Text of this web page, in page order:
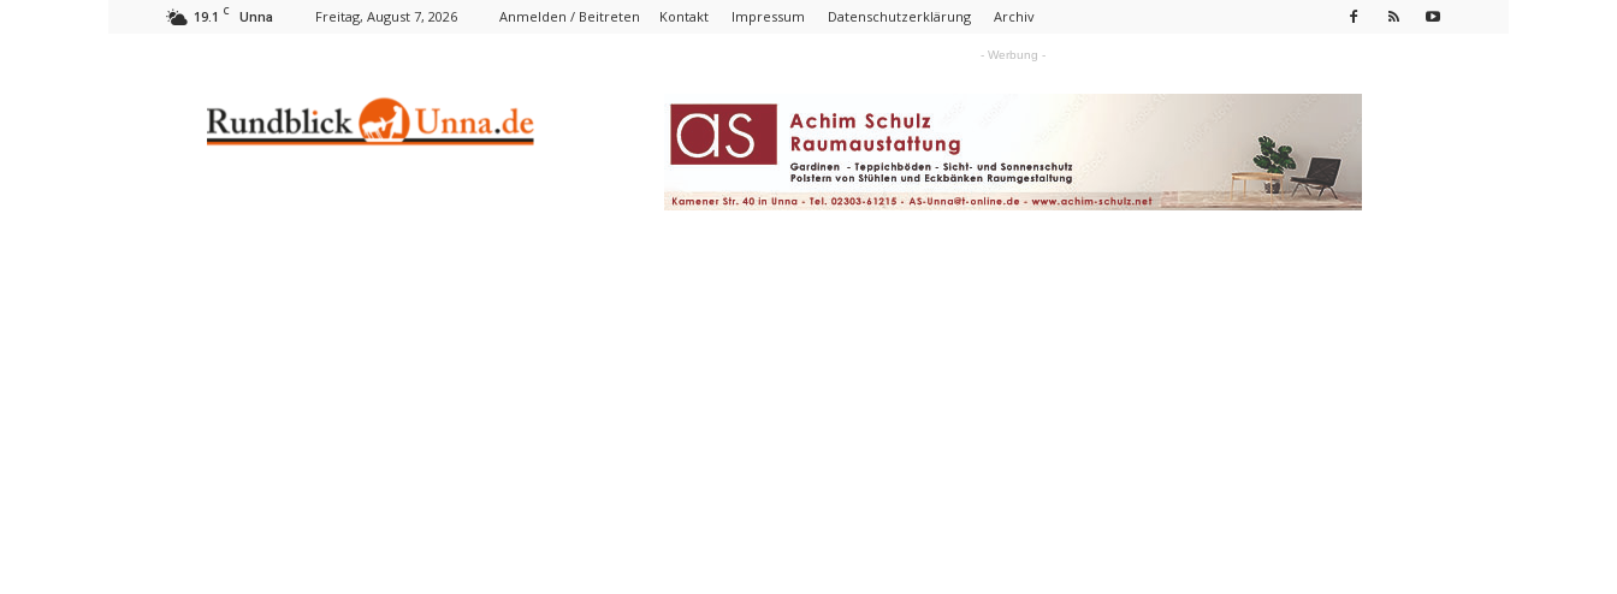
19.1 C Unna Freitag, August 7, 2026 Anmelden / Beitreten Kontakt Impressum Datenschutzerklärung Archiv
- Werbung -